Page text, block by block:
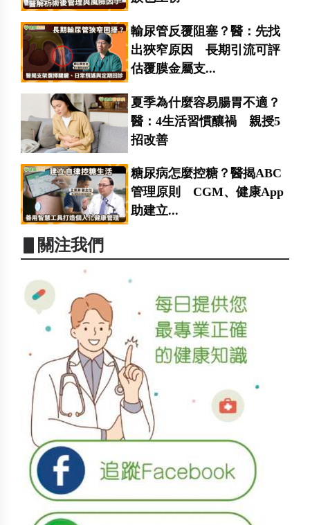
輸尿管反覆阻塞？醫：先找
出狹窄原因 長期引流可評
估覆膜金屬支...
夏季為什麼容易腸胃不適？
醫：4生活習慣釀禍 親授5
招改善
糖尿病怎麼控糖？醫揭ABC
管理原則 CGM、健康App
助建立...
▋關注我們